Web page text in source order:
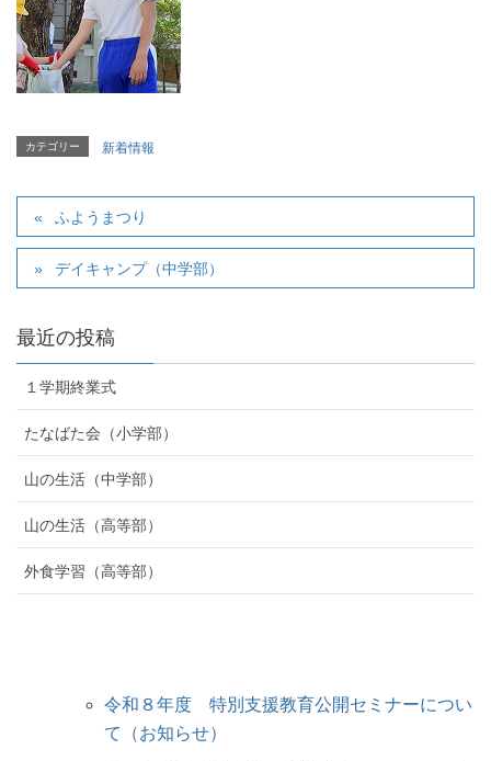
カテゴリー 新着情報
ふようまつり
デイキャンプ（中学部）
最近の投稿
１学期終業式
たなばた会（小学部）
山の生活（中学部）
山の生活（高等部）
外食学習（高等部）
令和８年度 特別支援教育公開セミナーについ
て（お知らせ）